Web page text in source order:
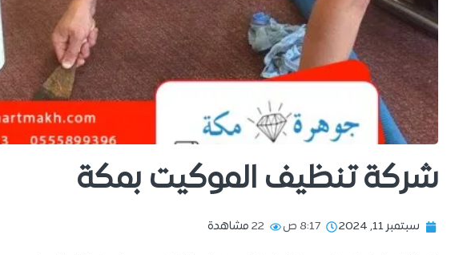
شركة تنظيف الموكيت بمكة
سبتمبر 11, 2024 8:17 ص 22 مشاهدة